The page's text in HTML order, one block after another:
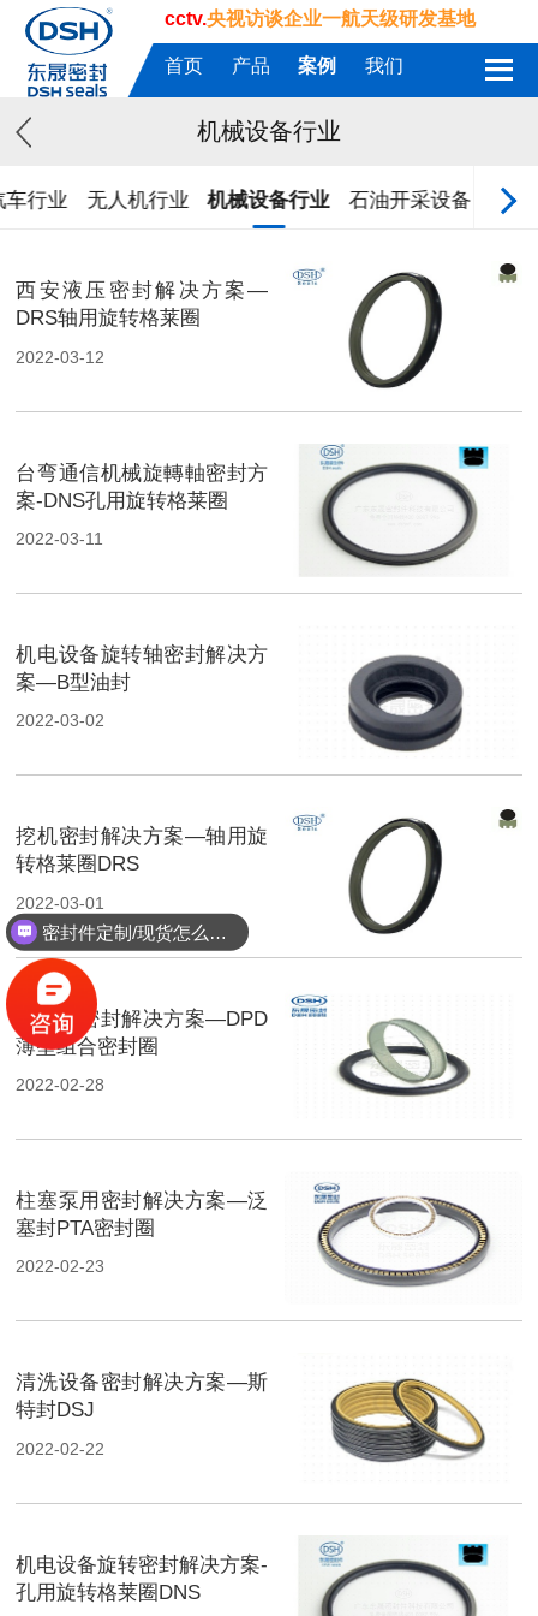
cctv.央视访谈企业一航天级研发基地
首页 产品 案例 我们
机械设备行业
车行业 无人机行业 机械设备行业 石油开采设备 航
西安液压密封解决方案—
DRS轴用旋转格莱圈
2022-03-12
台弯通信机械旋轉軸密封方
案-DNS孔用旋转格莱圈
2022-03-11
机电设备旋转轴密封解决方
案—B型油封
2022-03-02
挖机密封解决方案—轴用旋
转格莱圈DRS
2022-03-01
活塞缸密封解决方案—DPD
薄型组合密封圈
2022-02-28
柱塞泵用密封解决方案—泛
塞封PTA密封圈
2022-02-23
清洗设备密封解决方案—斯
特封DSJ
2022-02-22
机电设备旋转密封解决方案-
孔用旋转格莱圈DNS